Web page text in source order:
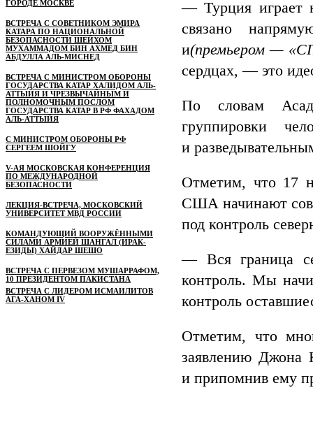
ГОРОДЕ МОСКВЕ
ВСТРЕЧА С СОВЕТНИКОМ ЭМИРА
КАТАРА ПО НАЦИОНАЛЬНОЙ
БЕЗОПАСНОСТИ ШЕЙХОМ
МУХАММАДОМ БИН АХМЕД БИН
АБДУЛЛА АЛЬ-МИСНЕД
ВСТРЕЧА С МИНИСТРОМ ОБОРОНЫ
ГОСУДАРСТВА КАТАР ХАЛИДОМ АЛЬ-
АТТЫЙЯ И ЧРЕЗВЫЧАЙНЫМ И
ПОЛНОМОЧНЫМ ПОСЛОМ
ГОСУДАРСТВА КАТАР В РФ ФАХАДОМ
АЛЬ-АТТЫЙЯ
С МИНИСТРОМ ОБОРОНЫ РФ
СЕРГЕЕМ ШОЙГУ
V-АЯ МОСКОВСКАЯ КОНФЕРЕНЦИЯ
ПО МЕЖДУНАРОДНОЙ
БЕЗОПАСНОСТИ
ЛЕКЦИЯ-ВСТРЕЧА, МОСКОВСКИЙ
УНИВЕРСИТЕТ МВД РОССИИ
КОМАНДУЮЩИЙ ВООРУЖЁННЫМИ
СИЛАМИ АРМИЕЙ ШАНГАЛ (ИРАК-
ЕЗИДЫ) ХАЙДАР ШЕШО
ВСТРЕЧА С ПЕРВЕЗОМ МУШАРРАФОМ,
10 ПРЕЗИДЕНТОМ ПАКИСТАНА
ВСТРЕЧА С ЛИДЕРОМ ИСМАИЛИТОВ
АГА-ХАНОМ IV
— Турция играет
связано
и(премьером —
сердцах, — это
По словам
группировки
и
Отметим, что 17
США начинают
под контроль
— Вся граница
контроль. Мы
контроль
Отметим, что
заявлению Джона
и припомнив ему